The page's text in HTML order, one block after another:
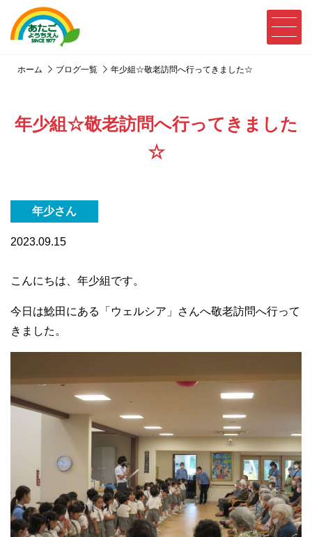
ホーム ブログ一覧 年少組☆敬老訪問へ行ってきました☆
年少組☆敬老訪問へ行ってきました
☆
年少さん
2023.09.15
こんにちは、年少組です。
今日は鯰田にある「ウェルシア」さんへ敬老訪問へ行って
きました。